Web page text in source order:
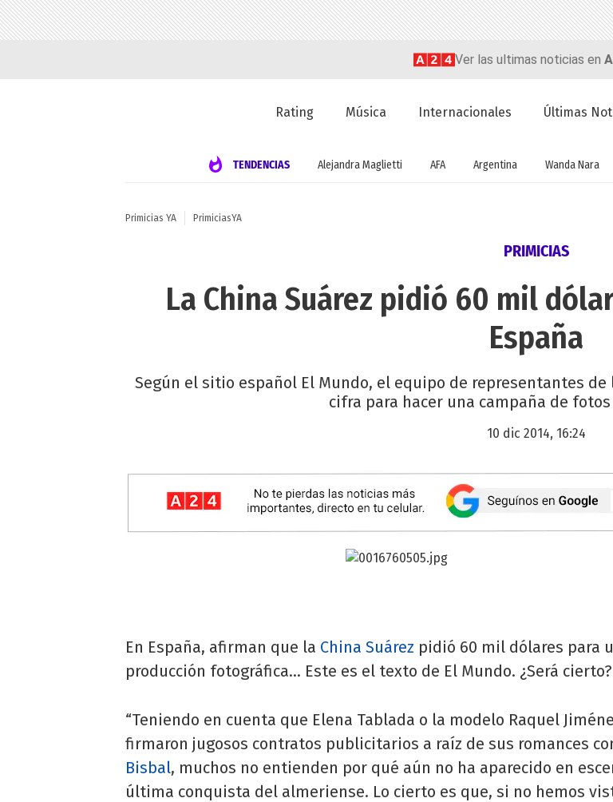
Ver las ultimas noticias en
Rating Música Internacionales Últimas
TENDENCIAS Alejandra Maglietti AFA Argentina Wanda Nara
Primicias YA PrimiciasYA
PRIMICIAS
La China Suárez pidió 60 mil
España
Según el sitio español El Mundo, el equipo de representantes
cifra para hacer una campaña de
10 dic 2014, 16:24
En España, afirman que la China Suárez pidió 60 mil dólares para
producción fotográfica... Este es el texto de El Mundo. ¿Será cierto?
“Teniendo en cuenta que Elena Tablada o la modelo Raquel
firmaron jugosos contratos publicitarios a raíz de sus romances
Bisbal, muchos no entienden por qué aún no ha aparecido en
última conquista del almeriense. Lo cierto es que, si no hemos